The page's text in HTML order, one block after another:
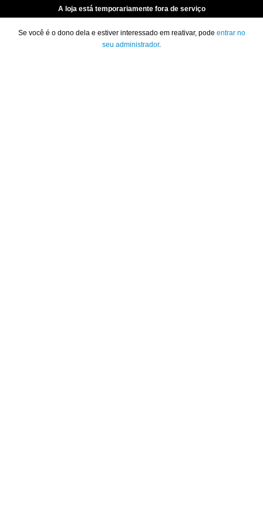
A loja está temporariamente fora de serviço
Se você é o dono dela e estiver interessado em reativar, pode entrar no
seu administrador.